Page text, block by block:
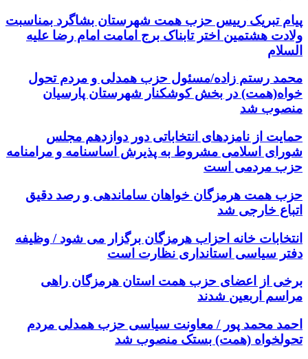
پیام تبریک رییس حزب همت شهرستان بشاگرد بمناسبت
ولادت هشتمین اختر تابناک برج امامت امام رضا علیه
السلام
محمد رستم زاده/مسئول حزب همدلی و مردم تحول
خواه(همت) در بخش کوشکنار شهرستان پارسیان
منصوب شد
حمایت از نامزدهای انتخاباتی دور دوازدهم مجلس
شورای اسلامی مشروط به پذیرش اساسنامه و مرامنامه
حزب مردمی است
حزب همت هرمزگان خواهان ساماندهی و رصد دقیق
اتباع خارجی شد
انتخابات خانه احزاب هرمزگان برگزار می شود / وظیفه
دفتر سیاسی استانداری نظارت است
برخی از اعضای حزب همت استان هرمزگان راهی
مراسم اربعین شدند
احمد محمد پور / معاونت سیاسی حزب همدلی مردم
تحولخواه (همت) بستک منصوب شد